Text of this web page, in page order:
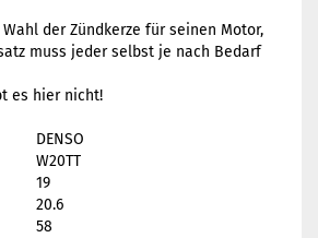
der Zündkerze für seinen Motor,
muss jeder selbst je nach Bedarf
es hier nicht!
DENSO
W20TT
19
20.6
58